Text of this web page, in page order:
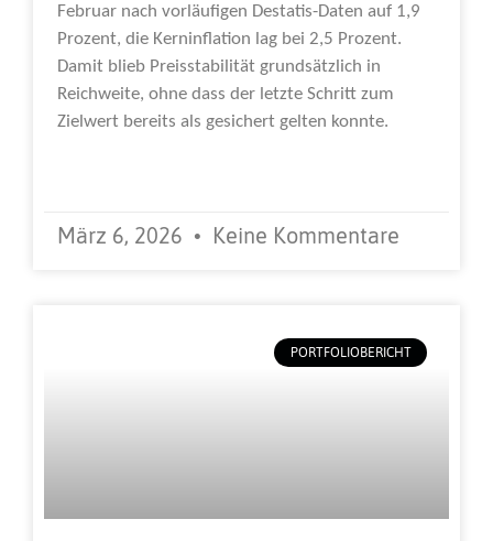
Februar nach vorläufigen Destatis-Daten auf 1,9
Prozent, die Kerninflation lag bei 2,5 Prozent.
Damit blieb Preisstabilität grundsätzlich in
Reichweite, ohne dass der letzte Schritt zum
Zielwert bereits als gesichert gelten konnte.
März 6, 2026 Keine Kommentare
PORTFOLIOBERICHT